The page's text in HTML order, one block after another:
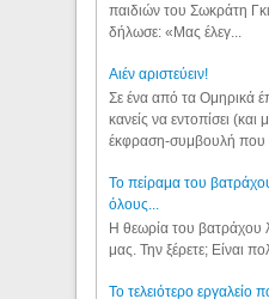
παιδιών του Σωκράτη
δήλωσε: «Μας έλεγ...
Aιέν αριστεύειν!
Σε ένα από τα Ομηρικά
κανείς να εντοπίσει
έκφραση-συμβουλή που
Το πείραμα του
όλους...
Η θεωρία του βατράχου
μας. Την ξέρετε; Είναι
Το τελειότερο εργαλείο